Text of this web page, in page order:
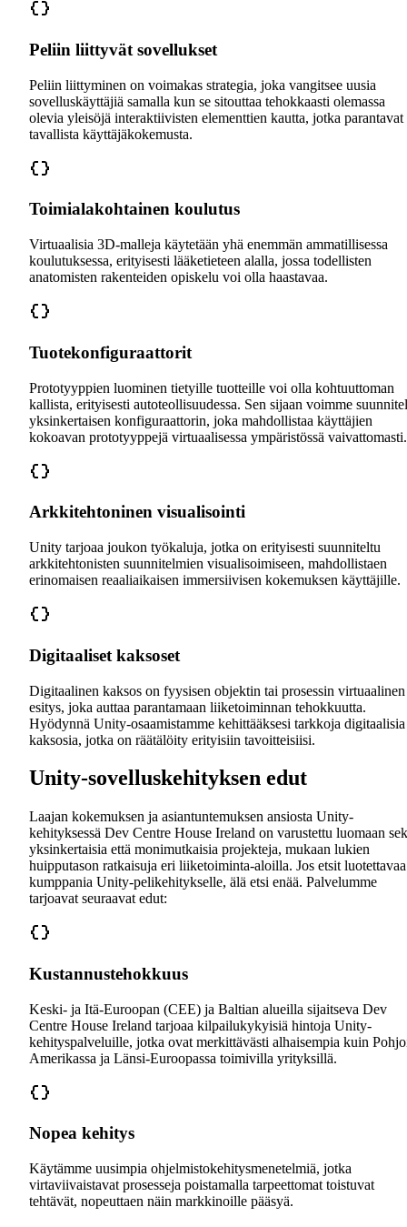
Peliin liittyvät sovellukset
Peliin liittyminen on voimakas strategia, joka vangitsee uusia
sovelluskäyttäjiä samalla kun se sitouttaa tehokkaasti olemassa
olevia yleisöjä interaktiivisten elementtien kautta, jotka parantavat
tavallista käyttäjäkokemusta.
Toimialakohtainen koulutus
Virtuaalisia 3D-malleja käytetään yhä enemmän ammatillisessa
koulutuksessa, erityisesti lääketieteen alalla, jossa todellisten
anatomisten rakenteiden opiskelu voi olla haastavaa.
Tuotekonfiguraattorit
Prototyyppien luominen tietyille tuotteille voi olla kohtuuttoman
kallista, erityisesti autoteollisuudessa. Sen sijaan voimme
yksinkertaisen konfiguraattorin, joka mahdollistaa käyttäjien
kokoavan prototyyppejä virtuaalisessa ympäristössä vaivattomasti.
Arkkitehtoninen visualisointi
Unity tarjoaa joukon työkaluja, jotka on erityisesti suunniteltu
arkkitehtonisten suunnitelmien visualisoimiseen, mahdollistaen
erinomaisen reaaliaikaisen immersiivisen kokemuksen käyttäjille.
Digitaaliset kaksoset
Digitaalinen kaksos on fyysisen objektin tai prosessin virtuaalinen
esitys, joka auttaa parantamaan liiketoiminnan tehokkuutta.
Hyödynnä Unity-osaamistamme kehittääksesi tarkkoja digitaalisia
kaksosia, jotka on räätälöity erityisiin tavoitteisiisi.
Unity-sovelluskehityksen edut
Laajan kokemuksen ja asiantuntemuksen ansiosta Unity-
kehityksessä Dev Centre House Ireland on varustettu luomaan
yksinkertaisia että monimutkaisia projekteja, mukaan lukien
huipputason ratkaisuja eri liiketoiminta-aloilla. Jos etsit luotettavaa
kumppania Unity-pelikehitykselle, älä etsi enää. Palvelumme
tarjoavat seuraavat edut:
Kustannustehokkuus
Keski- ja Itä-Euroopan (CEE) ja Baltian alueilla sijaitseva Dev
Centre House Ireland tarjoaa kilpailukykyisiä hintoja Unity-
kehityspalveluille, jotka ovat merkittävästi alhaisempia kuin
Amerikassa ja Länsi-Euroopassa toimivilla yrityksillä.
Nopea kehitys
Käytämme uusimpia ohjelmistokehitysmenetelmiä, jotka
virtaviivaistavat prosesseja poistamalla tarpeettomat toistuvat
tehtävät, nopeuttaen näin markkinoille pääsyä.